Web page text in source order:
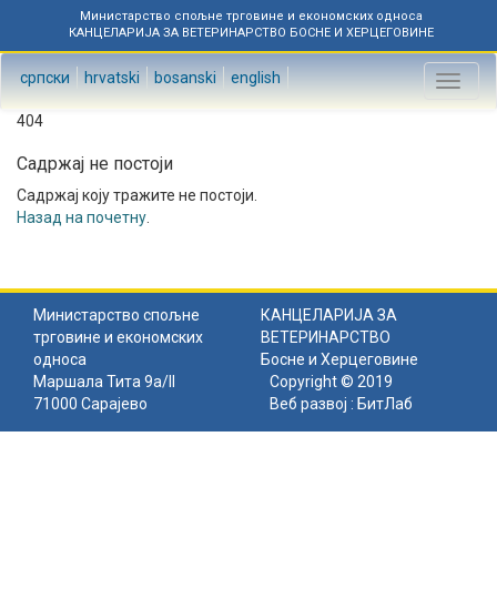
Министарство спољне трговине и економских односа
КАНЦЕЛАРИЈА ЗА ВЕТЕРИНАРСТВО БОСНЕ И ХЕРЦЕГОВИНЕ
српски hrvatski bosanski english
Toggle
404
Садржај не постоји
Садржај коју тражите не постоји.
Назад на почетну
Министарство спољне
трговине и економских
односа
КАНЦЕЛАРИЈА ЗА
ВЕТЕРИНАРСТВО
Босне и Херцеговине
Маршала Тита 9а/II
71000 Сарајево
Copyright © 2019
Веб развој : БитЛаб